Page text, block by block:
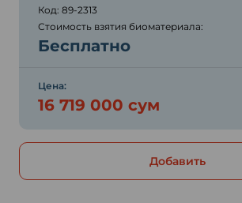
Код: 89-2313
Стоимость взятия биоматериала:
Бесплатно
Цена:
16 719 000 сум
Добавить